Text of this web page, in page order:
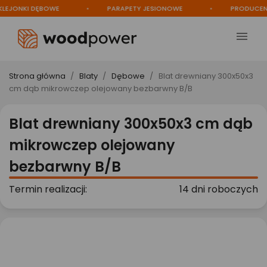
DĘBOWE PARAPETY JESIONOWE PRODUCENT

Strona główna Blaty Dębowe
Blat drewniany 300x50x3
cm dąb mikrowczep olejowany bezbarwny B/B
Blat drewniany 300x50x3 cm dąb
mikrowczep olejowany
bezbarwny B/B
Termin realizacji: 14 dni roboczych